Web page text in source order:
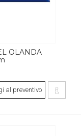
OLANDA
al preventivo